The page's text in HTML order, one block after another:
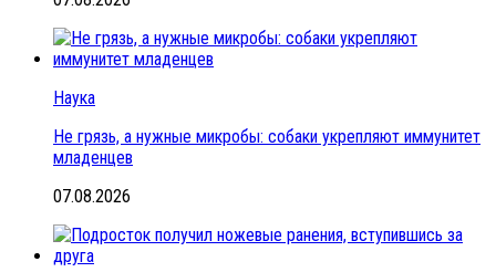
Наука
Не грязь, а нужные микробы: собаки укрепляют иммунитет
младенцев
07.08.2026